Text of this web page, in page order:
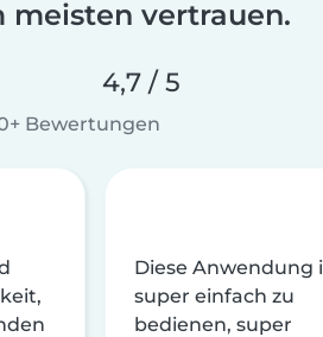
meisten vertrauen.
4,7 / 5
Bewertungen
Diese Anwendung
super einfach zu
bedienen, super